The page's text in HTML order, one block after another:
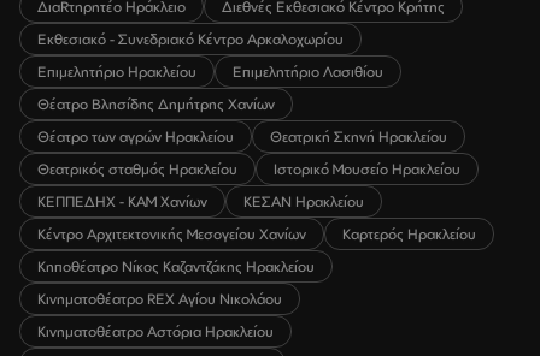
ΔιαRτηρητέο Ηράκλειο
Διεθνές Εκθεσιακό Κέντρο Κρήτης
Εκθεσιακό - Συνεδριακό Κέντρο Αρκαλοχωρίου
Επιμελητήριο Ηρακλείου
Επιμελητήριο Λασιθίου
Θέατρο Βλησίδης Δημήτρης Χανίων
Θέατρο των αγρών Ηρακλείου
Θεατρική Σκηνή Ηρακλείου
Θεατρικός σταθμός Ηρακλείου
Ιστορικό Μουσείο Ηρακλείου
ΚΕΠΠΕΔΗΧ - ΚΑΜ Χανίων
ΚΕΣΑΝ Ηρακλείου
Κέντρο Αρχιτεκτονικής Μεσογείου Χανίων
Καρτερός Ηρακλείου
Κηποθέατρο Νίκος Καζαντζάκης Ηρακλείου
Κινηματοθέατρο REX Αγίου Νικολάου
Κινηματοθέατρο Αστόρια Ηρακλείου